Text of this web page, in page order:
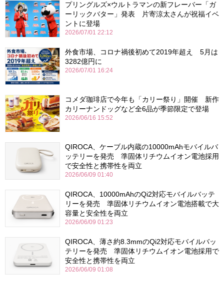
プリングルズ×ウルトラマンの新フレーバー「ガ
ーリックバター」発表 片寄涼太さんが祝福イベ
ントに登場
2026/07/01 22:12
外食市場、コロナ禍後初めて2019年超え 5月は
3282億円に
2026/07/01 16:24
コメダ珈琲店で今年も「カリー祭り」開催 新作
カリーナンドッグなど全6品が季節限定で登場
2026/06/16 15:52
QIROCA、ケーブル内蔵の10000mAhモバイルバ
ッテリーを発売 準固体リチウムイオン電池採用
で安全性と携帯性を両立
2026/06/09 01:40
QIROCA、10000mAhのQi2対応モバイルバッテ
リーを発売 準固体リチウムイオン電池搭載で大
容量と安全性を両立
2026/06/09 01:23
QIROCA、薄さ約8.3mmのQi2対応モバイルバッ
テリーを発売 準固体リチウムイオン電池採用で
安全性と携帯性を両立
2026/06/09 01:08